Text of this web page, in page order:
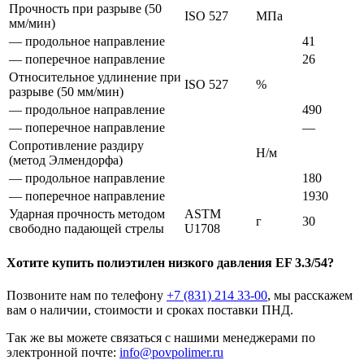
Прочность при разрыве (50
мм/мин)
ISO 527
МПа
— продольное направление
41
— поперечное направление
26
Относительное удлинение при
разрыве (50 мм/мин)
ISO 527
%
— продольное направление
490
— поперечное направление
—
Сопротивление раздиру
(метод Элмендорфа)
Н/м
— продольное направление
180
— поперечное направление
1930
Ударная прочность методом
свободно падающей стрелы
ASTM
U1708
г 30
Хотите купить полиэтилен низкого давления EF 3.3/54?
Позвоните нам по телефону +7 (831) 214 33-00, мы расскажем
вам о наличии, стоимости и сроках поставки ПНД.
Так же вы можете связаться с нашими менеджерами по
электронной почте: info@povpolimer.ru